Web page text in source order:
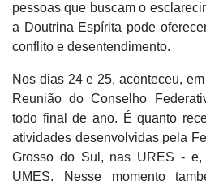
pessoas que buscam o
a Doutrina Espírita pode
conflito e desentendimento.
Nos dias 24 e 25, aconteceu,
Reunião do Conselho
todo final de ano. É quanto
atividades desenvolvidas pela
Grosso do Sul, nas URES - e,
UMES. Nesse momento